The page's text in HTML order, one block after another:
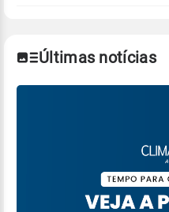
Últimas notícias